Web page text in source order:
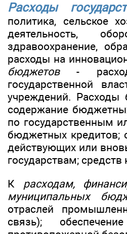
Расходы
политика, сельское
деятельность,
здравоохранение,
расходы на
бюджетов-
государственной
учреждений. Расходы
содержание
по государственным
бюджетных кредитов;
действующих или
государствам;
К расходам,
муниципальных
отраслей
связь);